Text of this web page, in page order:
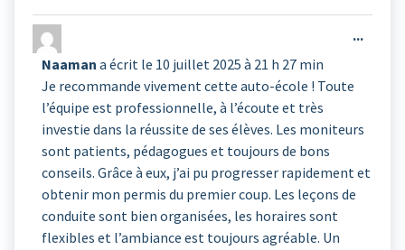
Naaman a écrit le 10 juillet 2025 à 21 h 27 min
Je recommande vivement cette auto-école ! Toute
l’équipe est professionnelle, à l’écoute et très
investie dans la réussite de ses élèves. Les moniteurs
sont patients, pédagogues et toujours de bons
conseils. Grâce à eux, j’ai pu progresser rapidement et
obtenir mon permis du premier coup. Les leçons de
conduite sont bien organisées, les horaires sont
flexibles et l’ambiance est toujours agréable. Un
...